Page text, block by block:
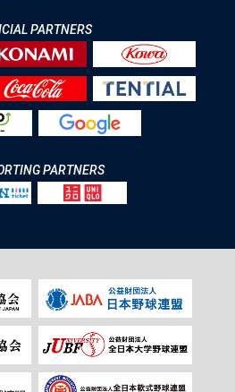
PARTNERS
PARTNERS